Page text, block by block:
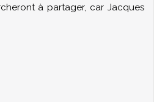
à partager, car Jacques